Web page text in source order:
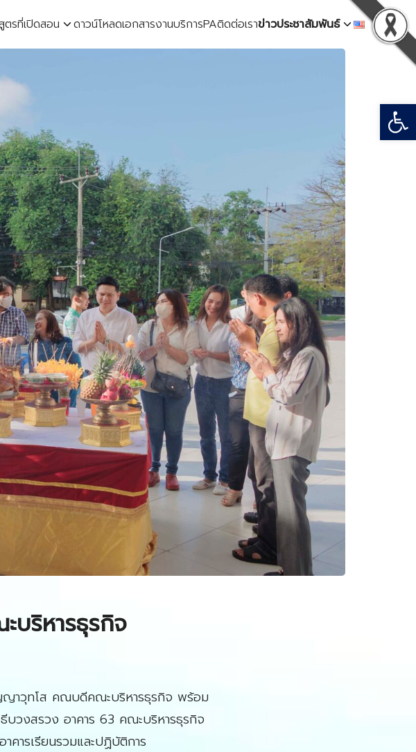
ตรที่เปิดสอน ดาวน์โหลดเอกสารงานบริการPAติดต่อเราข่าวประชาสัมพันธ์
บริหารธุรกิจ
าวุทโส คณบดีคณะบริหารธุรกิจ พร้อม
บวงสรวง อาคาร 63 คณะบริหารธุรกิจ
คารเรียนรวมและปฏิบัติการ